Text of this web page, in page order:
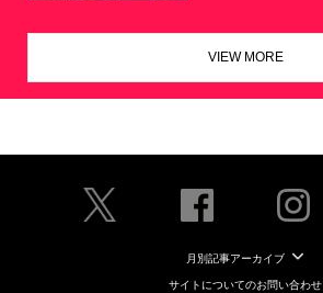
VIEW MORE
月別記事アーカイブ
サイトについてのお問い合わせ